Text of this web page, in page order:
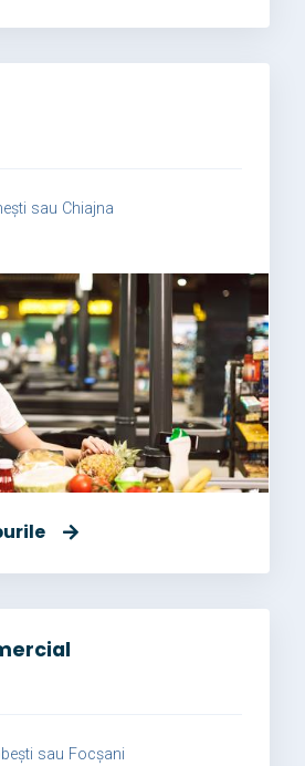
sau Chiajna
sau Focșani